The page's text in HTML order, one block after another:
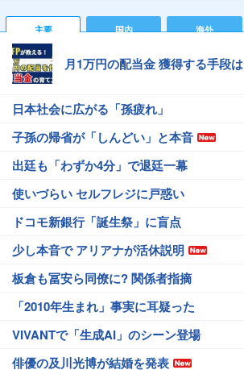
主要 国内 海外
月1万円の配当金 獲得する手段は
日本社会に広がる「孫疲れ」
子孫の帰省が「しんどい」と本音
出廷も「わずか4分」で退廷一幕
使いづらい セルフレジに戸惑い
ドコモ新銀行「誕生祭」に盲点
少し本音で アリアナが活休説明
板倉も冨安ら同僚に? 関係者指摘
「2010年生まれ」事実に耳疑った
VIVANTで「生成AI」のシーン登場
俳優の及川光博が結婚を発表